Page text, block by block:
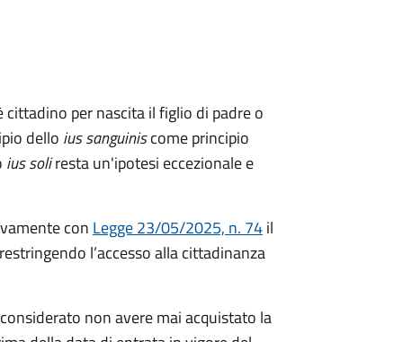
cittadino per nascita il figlio di padre o
dello ius sanguiniscome principio
ius soliresta un'ipotesi eccezionale e
con Legge 23/05/2025, n. 74il
l’accesso alla cittadinanza
considerato non avere mai acquistato la